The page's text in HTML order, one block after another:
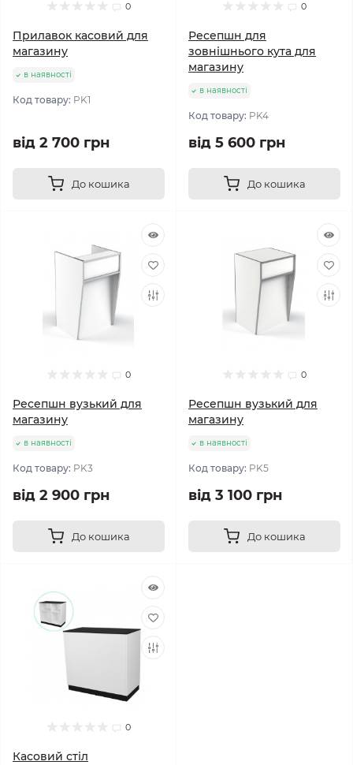
0
Прилавок касовий для
магазину
в наявності
Код товару: PK1
від 2 700 грн
До кошика
0
Ресепшн для
зовнішнього кута для
магазину
в наявності
Код товару: PK4
від 5 600 грн
До кошика
0
Ресепшн вузький для
магазину
в наявності
Код товару: PK3
від 2 900 грн
До кошика
0
Ресепшн вузький для
магазину
в наявності
Код товару: PK5
від 3 100 грн
До кошика
0
Касовий стіл